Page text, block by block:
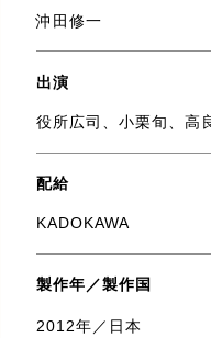
沖田修一
出演
役所広司、小栗旬、高
配給
KADOKAWA
製作年／製作国
2012年／日本